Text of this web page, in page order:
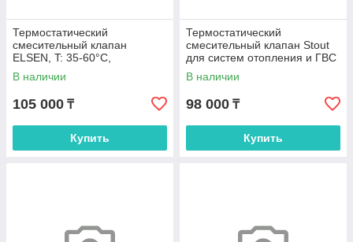
Термостатический
смесительный клапан
ELSEN, T: 35-60°C,
подключение G 3/4 НН, Kvs
1,5
В наличии
105 000 ₸
Купить
Термостатический
смесительный клапан Stout
для систем отопления и ГВС
3/4" НР 30-65°С KV 1,8 (SVM-
0025-186520)
В наличии
98 000 ₸
Купить